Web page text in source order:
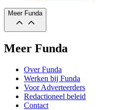
Meer Funda
Meer Funda
Over Funda
Werken bij Funda
Voor Adverteerders
Redactioneel beleid
Contact